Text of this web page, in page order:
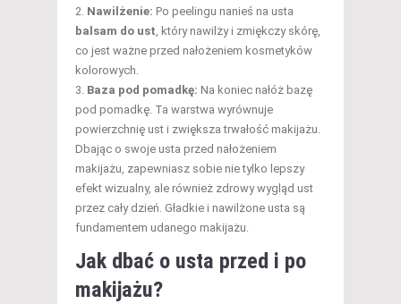
Nawilżenie: Po peelingu nanieś na usta
balsam do ust, który nawilży i zmiękczy skórę,
co jest ważne przed nałożeniem kosmetyków
kolorowych.
Baza pod pomadkę: Na koniec nałóż bazę
pod pomadkę. Ta warstwa wyrównuje
powierzchnię ust i zwiększa trwałość makijażu.
Dbając o swoje usta przed nałożeniem
makijażu, zapewniasz sobie nie tylko lepszy
efekt wizualny, ale również zdrowy wygląd ust
przez cały dzień. Gładkie i nawilżone usta są
fundamentem udanego makijażu.
Jak dbać o usta przed i po
makijażu?